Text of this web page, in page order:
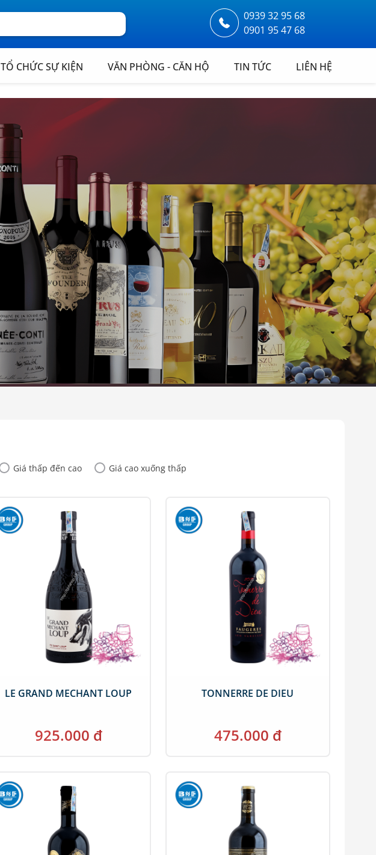
0939 32 95 68
0901 95 47 68
TỔ CHỨC SỰ KIỆN VĂN PHÒNG - CĂN HỘ TIN TỨC LIÊN HỆ
Giá thấp đến cao Giá cao xuống thấp
LE GRAND MECHANT LOUP
925.000 đ
TONNERRE DE DIEU
475.000 đ